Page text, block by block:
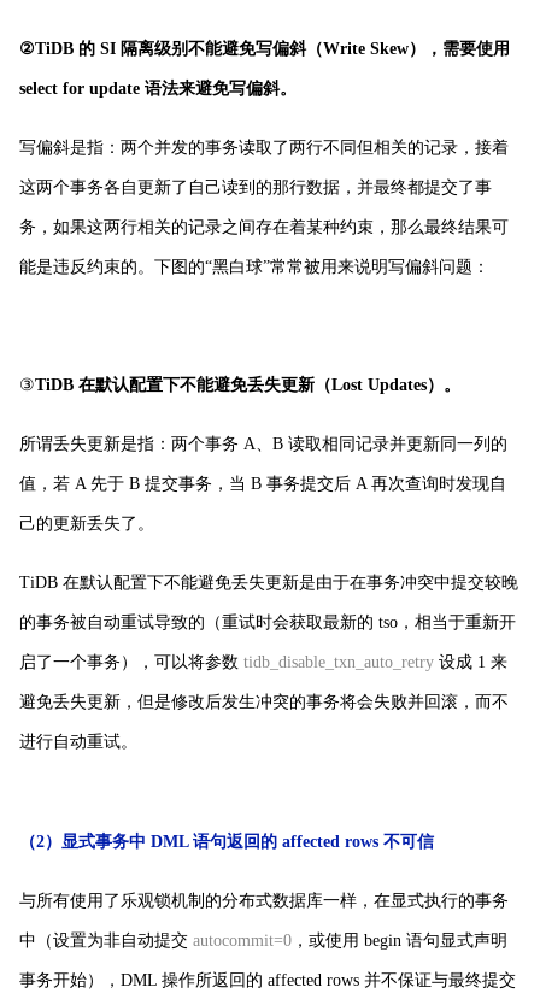
②TiDB 的 SI 隔离级别不能避免写偏斜（Write Skew），需要使用
select for update 语法来避免写偏斜。
写偏斜是指：两个并发的事务读取了两行不同但相关的记录，接着
这两个事务各自更新了自己读到的那行数据，并最终都提交了事
务，如果这两行相关的记录之间存在着某种约束，那么最终结果可
能是违反约束的。下图的“黑白球”常常被用来说明写偏斜问题：
③TiDB 在默认配置下不能避免丢失更新（Lost Updates）。
所谓丢失更新是指：两个事务 A、B 读取相同记录并更新同一列的
值，若 A 先于 B 提交事务，当 B 事务提交后 A 再次查询时发现自
己的更新丢失了。
TiDB 在默认配置下不能避免丢失更新是由于在事务冲突中提交较晚
的事务被自动重试导致的（重试时会获取最新的 tso，相当于重新开
启了一个事务），可以将参数 tidb_disable_txn_auto_retry 设成 1 来
避免丢失更新，但是修改后发生冲突的事务将会失败并回滚，而不
进行自动重试。
（2）显式事务中 DML 语句返回的 affected rows 不可信
与所有使用了乐观锁机制的分布式数据库一样，在显式执行的事务
中（设置为非自动提交 autocommit=0 ，或使用 begin 语句显式声明
事务开始），DML 操作所返回的 affected rows 并不保证与最终提交